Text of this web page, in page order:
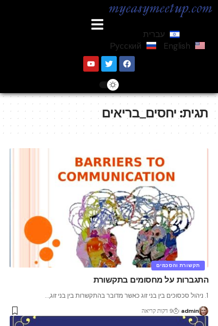
עברית
English
Русский
תגית:יחסים_בריאים
תקשורת והסכמים
התגברות על מחסומים בתקשורת
1. ניהול סכסוכים בין בני זוג כאשר מדובר בהתקשרות בין בני זוג, …
admin 9 דקות קריאה